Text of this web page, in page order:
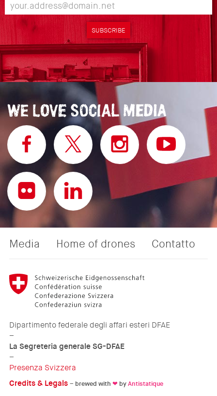
SUBSCRIBE
Media Home of drones Contatto
Dipartimento federale degli affari esteri DFAE
–
La Segreteria generale SG-DFAE
–
Presenza Svizzera
Credits & Legals – brewed with ❤ byAntistatique